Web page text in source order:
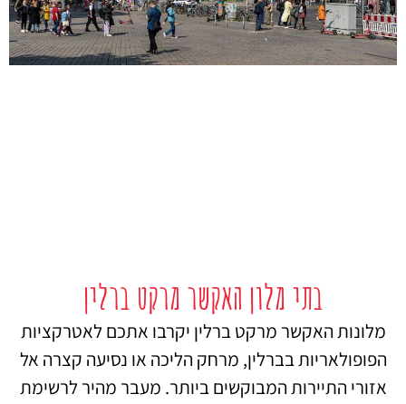
בתי מלון האקשר מרקט ברלין
מלונות האקשר מרקט ברלין יקרבו אתכם לאטרקציות
הפופולאריות בברלין, מרחק הליכה או נסיעה קצרה אל
אזורי התיירות המבוקשים ביותר. מעבר מהיר לרשימת